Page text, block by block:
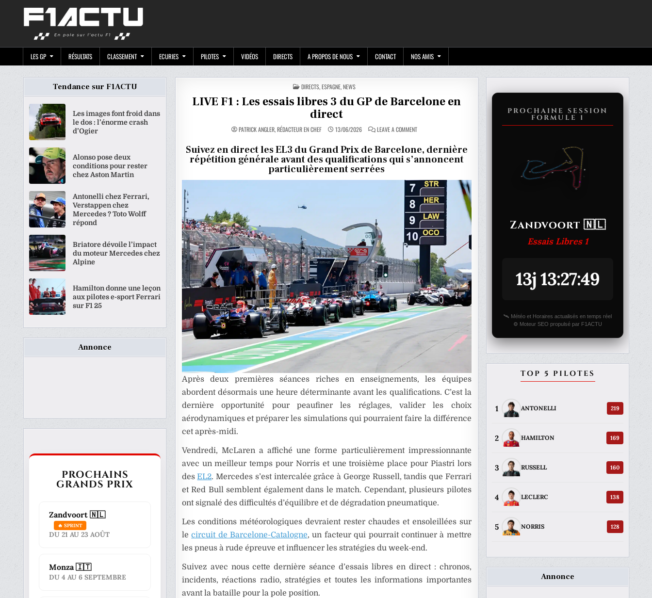
LES GP RÉSULTATS CLASSEMENT ECURIES PILOTES VIDÉOS DIRECTS A PROPOS DE NOUS CONTACT NOS AMIS
POSTED
IN
DIRECTS,ESPAGNE,NEWS
LIVE F1 : Les essais libres 3 du GP de Barcelone en
direct
PATRICK ANGLER, RÉDACTEUR EN CHEF 13/06/2026 LEAVE A COMMENTON
LIVE
LES
ESSAIS
LIBRES
GP
DE
BARCELONE
EN
DIRECT
Suivez en direct les EL3 du Grand Prix de Barcelone, dernière
répétition générale avant des qualifications qui s’annoncent
particulièrement serrées
Après deux premières séances riches en enseignements, les équipes
abordent désormais une heure déterminante avant les qualifications. C’est la
dernière opportunité pour peaufiner les réglages, valider les choix
aérodynamiques et préparer les simulations qui pourraient faire la différence
cet après-midi.
Vendredi, McLaren a affiché une forme particulièrement impressionnante
avec un meilleur temps pour Norris et une troisième place pour Piastri lors
desEL2. Mercedes s’est intercalée grâce à George Russell, tandis que Ferrari
et Red Bull semblent également dans le match. Cependant, plusieurs pilotes
ont signalé des difficultés d’équilibre et de dégradation pneumatique.
Les conditions météorologiques devraient rester chaudes et ensoleillées sur
lecircuit de Barcelone-Catalogne, un facteur qui pourrait continuer à mettre
les pneus à rude épreuve et influencer les stratégies du week-end.
Suivez avec nous cette dernière séance d’essais libres en direct : chronos,
incidents, réactions radio, stratégies et toutes les informations importantes
avant la bataille pour la pole position.
Tendance sur F1ACTU
Les images font froid dans
le dos : l’énorme crash
d’Ogier
Alonso pose deux
conditions pour rester
chez Aston Martin
Antonelli chez Ferrari,
Verstappen chez
Mercedes ? Toto Wolff
répond
Briatore dévoile l’impact
du moteur Mercedes chez
Alpine
Hamilton donne une leçon
aux pilotes e-sport Ferrari
sur F1 25
Annonce
PROCHAINS
GRANDS PRIX
Zandvoort 🇳🇱
🔥 SPRINT
DU 21 AU 23 AOÛT
Monza 🇮🇹
DU 4 AU 6 SEPTEMBRE
PROCHAINE SESSION
FORMULE 1
Zandvoort 🇳🇱
Essais Libres 1
13j 13:27:49
🛰️ Météo et Horaires actualisés en temps réel
⚙️ Moteur SEO propulsé par F1ACTU
TOP 5 PILOTES
1 ANTONELLI 219
2 HAMILTON 169
3 RUSSELL 160
4 LECLERC 138
5 NORRIS 128
Annonce